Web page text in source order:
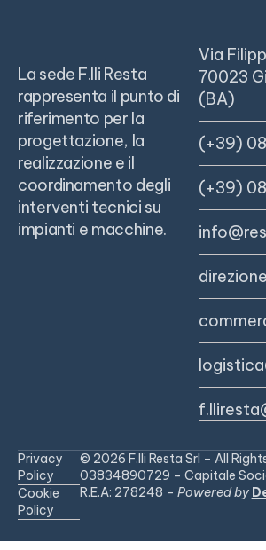
La sede F.lli Resta
rappresenta il punto di
riferimento per la
progettazione, la
realizzazione e il
coordinamento degli
interventi tecnici su
impianti e macchine.
Via
70023
(BA)
(+39)
(+39)
© 2026 F.lli Resta Srl – All
03834890729 – Capitale
R.E.A: 278248 – Powered by
Privacy
Policy
Cookie
Policy